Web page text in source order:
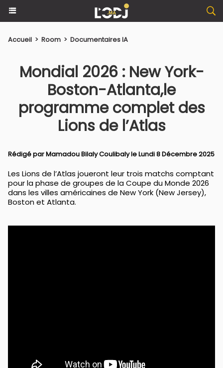
Accueil > Room > Documentaires IA
Mondial 2026 : New York-
Boston-Atlanta,le
programme complet des
Lions de l’Atlas
Rédigé parMamadou Bilaly Coulibalyle Lundi 8 Décembre 2025
Les Lions de l’Atlas joueront leur trois matchs comptant
pour la phase de groupes de la Coupe du Monde 2026
dans les villes américaines de New York (New Jersey),
Boston et Atlanta.